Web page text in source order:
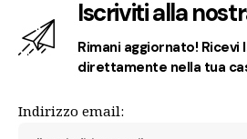
Iscriviti alla
Rimani aggiornato!
direttamente nella tua
Indirizzo email: